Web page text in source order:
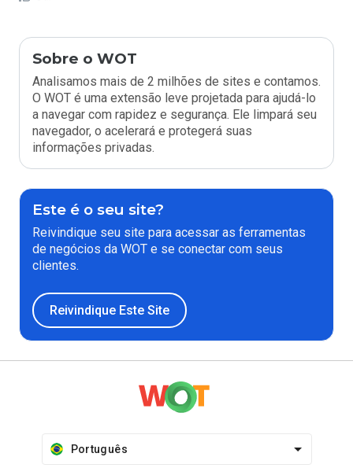
Sobre o WOT
Analisamos mais de 2 milhões de sites e contamos.
O WOT é uma extensão leve projetada para ajudá-lo
a navegar com rapidez e segurança. Ele limpará seu
navegador, o acelerará e protegerá suas
informações privadas.
Este é o seu site?
Reivindique seu site para acessar as ferramentas
de negócios da WOT e se conectar com seus
clientes.
Reivindique Este Site
Português